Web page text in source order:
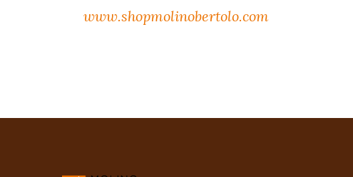
www.shopmolinobertolo.com